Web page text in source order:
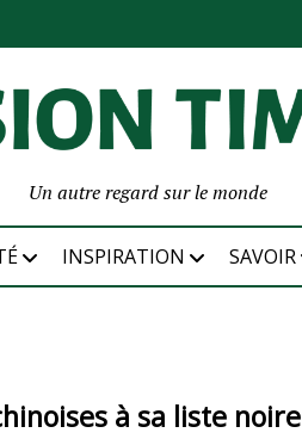
Un autre regard sur le monde
INSPIRATION SAVOIR
à sa liste noire